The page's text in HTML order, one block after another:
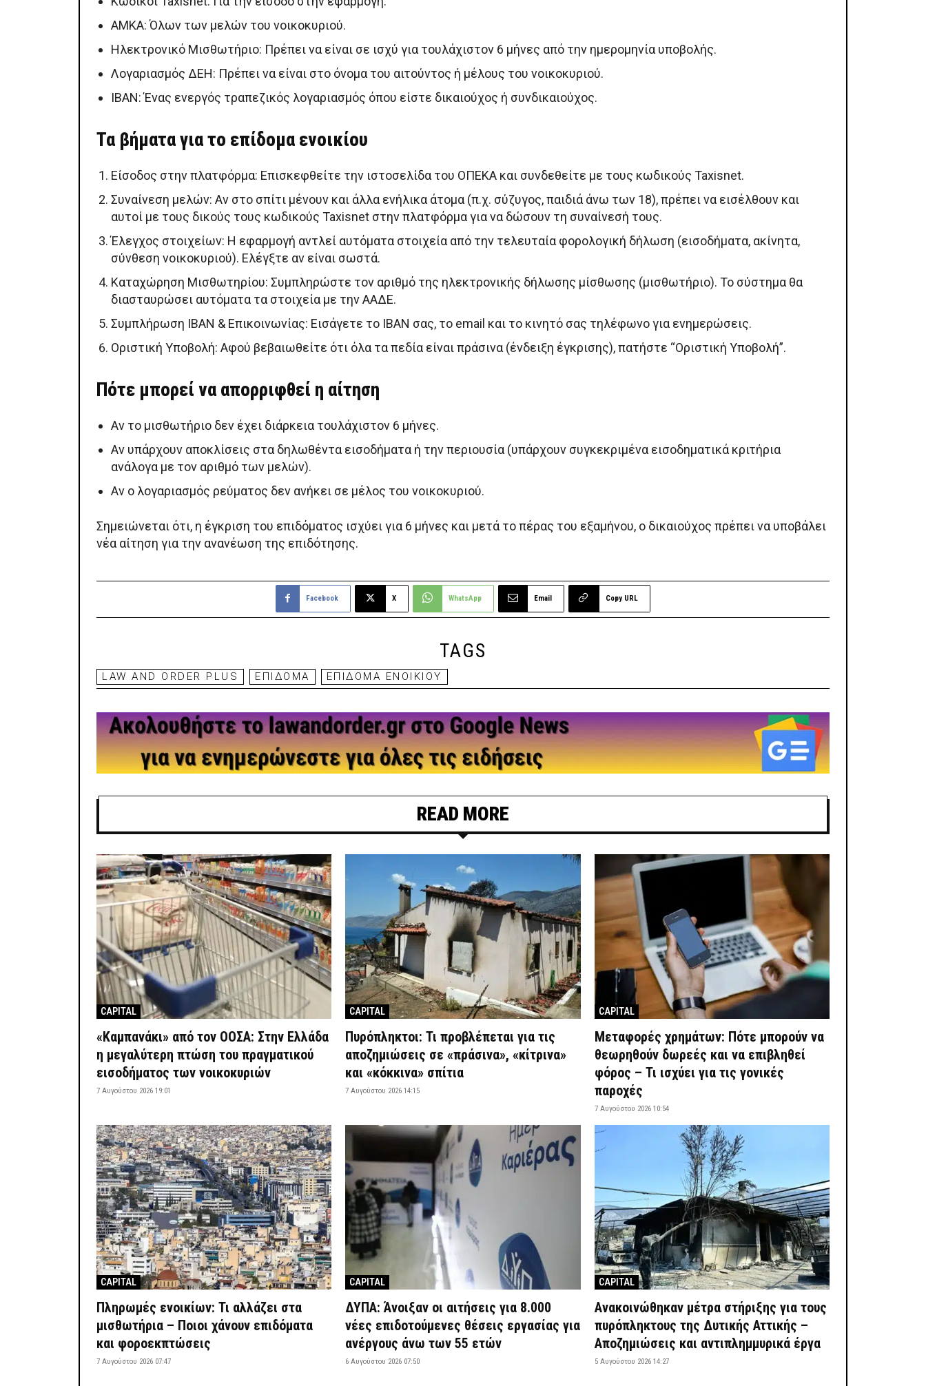
ΑΜΚΑ: Όλων των μελών του νοικοκυριού.
Ηλεκτρονικό Μισθωτήριο: Πρέπει να είναι σε ισχύ για τουλάχιστον 6 μήνες από την ημερομηνία υποβολής.
Λογαριασμός ΔΕΗ: Πρέπει να είναι στο όνομα του αιτούντος ή μέλους του νοικοκυριού.
IBAN: Ένας ενεργός τραπεζικός λογαριασμός όπου είστε δικαιούχος ή συνδικαιούχος.
Τα βήματα για το επίδομα ενοικίου
Είσοδος στην πλατφόρμα: Επισκεφθείτε την ιστοσελίδα του ΟΠΕΚΑ και συνδεθείτε με τους κωδικούς Taxisnet.
Συναίνεση μελών: Αν στο σπίτι μένουν και άλλα ενήλικα άτομα (π.χ. σύζυγος, παιδιά άνω των 18), πρέπει να εισέλθουν και
αυτοί με τους δικούς τους κωδικούς Taxisnet στην πλατφόρμα για να δώσουν τη συναίνεσή τους.
Έλεγχος στοιχείων: Η εφαρμογή αντλεί αυτόματα στοιχεία από την τελευταία φορολογική δήλωση (εισοδήματα, ακίνητα,
σύνθεση νοικοκυριού). Ελέγξτε αν είναι σωστά.
Καταχώρηση Μισθωτηρίου: Συμπληρώστε τον αριθμό της ηλεκτρονικής δήλωσης μίσθωσης (μισθωτήριο). Το σύστημα θα
διασταυρώσει αυτόματα τα στοιχεία με την ΑΑΔΕ.
Συμπλήρωση IBAN & Επικοινωνίας: Εισάγετε το IBAN σας, το email και το κινητό σας τηλέφωνο για ενημερώσεις.
Οριστική Υποβολή: Αφού βεβαιωθείτε ότι όλα τα πεδία είναι πράσινα (ένδειξη έγκρισης), πατήστε “Οριστική Υποβολή”.
Πότε μπορεί να απορριφθεί η αίτηση
Αν το μισθωτήριο δεν έχει διάρκεια τουλάχιστον 6 μήνες.
Αν υπάρχουν αποκλίσεις στα δηλωθέντα εισοδήματα ή την περιουσία (υπάρχουν συγκεκριμένα εισοδηματικά κριτήρια
ανάλογα με τον αριθμό των μελών).
Αν ο λογαριασμός ρεύματος δεν ανήκει σε μέλος του νοικοκυριού.
Σημειώνεται ότι, η έγκριση του επιδόματος ισχύει για 6 μήνες και μετά το πέρας του εξαμήνου, ο δικαιούχος πρέπει να υποβάλει
νέα αίτηση για την ανανέωση της επιδότησης.
Facebook X WhatsApp Email Copy URL
TAGS
LAW AND ORDER PLUS ΕΠΙΔΟΜΑ ΕΠΙΔΟΜΑ ΕΝΟΙΚΙΟΥ
READ MORE
CAPITAL
«Καμπανάκι» από τον ΟΟΣΑ: Στην Ελλάδα
η μεγαλύτερη πτώση του πραγματικού
εισοδήματος των νοικοκυριών
7 Αυγούστου 2026 19:01
CAPITAL
Πυρόπληκτοι: Τι προβλέπεται για τις
αποζημιώσεις σε «πράσινα», «κίτρινα»
και «κόκκινα» σπίτια
7 Αυγούστου 2026 14:15
CAPITAL
Μεταφορές χρημάτων: Πότε μπορούν να
θεωρηθούν δωρεές και να επιβληθεί
φόρος – Τι ισχύει για τις γονικές
παροχές
7 Αυγούστου 2026 10:54
CAPITAL
Πληρωμές ενοικίων: Τι αλλάζει στα
μισθωτήρια – Ποιοι χάνουν επιδόματα
και φοροεκπτώσεις
7 Αυγούστου 2026 07:47
CAPITAL
ΔΥΠΑ: Άνοιξαν οι αιτήσεις για 8.000
νέες επιδοτούμενες θέσεις εργασίας για
ανέργους άνω των 55 ετών
6 Αυγούστου 2026 07:50
CAPITAL
Ανακοινώθηκαν μέτρα στήριξης για τους
πυρόπληκτους της Δυτικής Αττικής –
Αποζημιώσεις και αντιπλημμυρικά έργα
5 Αυγούστου 2026 14:27